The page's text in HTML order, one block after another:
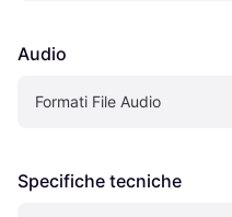
Audio
Formati File Audio
Specifiche tecniche